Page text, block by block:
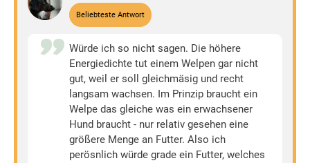
Beliebteste Antwort
Würde ich so nicht sagen. Die höhere
Energiedichte tut einem Welpen gar nicht
gut, weil er soll gleichmäsig und recht
langsam wachsen. Im Prinzip braucht ein
Welpe das gleiche was ein erwachsener
Hund braucht - nur relativ gesehen eine
größere Menge an Futter. Also ich
perösnlich würde grade ein Futter, welches